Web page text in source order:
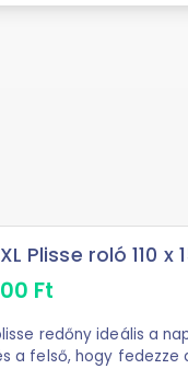
Plisse roló 110
Ft
redőny ideális a
a felső, hogy fedezze